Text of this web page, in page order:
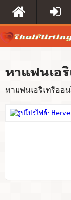
หาแฟนเอ
หาแฟนเอริเทรีออ